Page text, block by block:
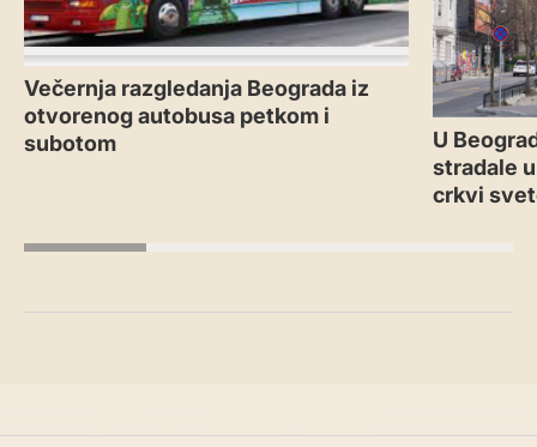
Večernja razgledanja Beograda iz
otvorenog autobusa petkom i
subotom
U
stradale
crkvi